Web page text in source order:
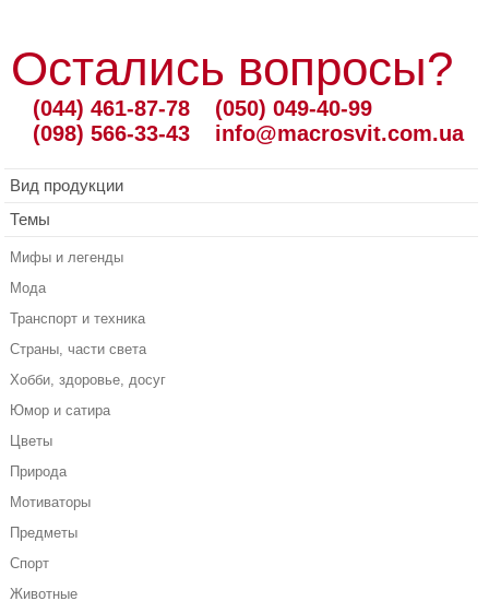
Остались вопросы?
(044) 461-87-78
(098) 566-33-43
(050) 049-40-99
info@macrosvit.com.ua
Вид продукции
Темы
Мифы и легенды
Мода
Транспорт и техника
Страны, части света
Хобби, здоровье, досуг
Юмор и сатира
Цветы
Природа
Мотиваторы
Предметы
Спорт
Животные